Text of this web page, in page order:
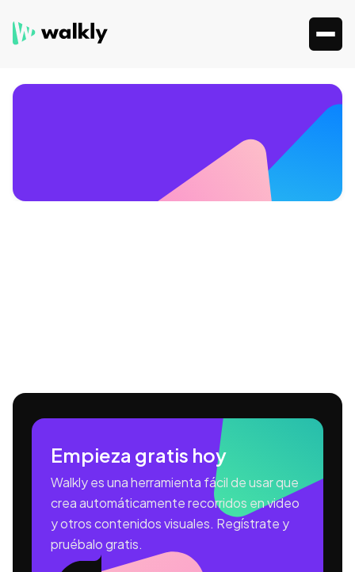
Empieza gratis hoy
Walkly es una herramienta fácil de usar que
crea automáticamente recorridos en video
y otros contenidos visuales. Regístrate y
pruébalo gratis.